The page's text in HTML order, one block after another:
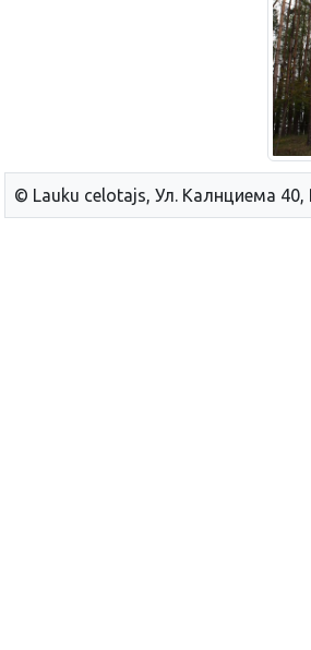
© Lauku сelotajs, Ул. Калнциема 40,